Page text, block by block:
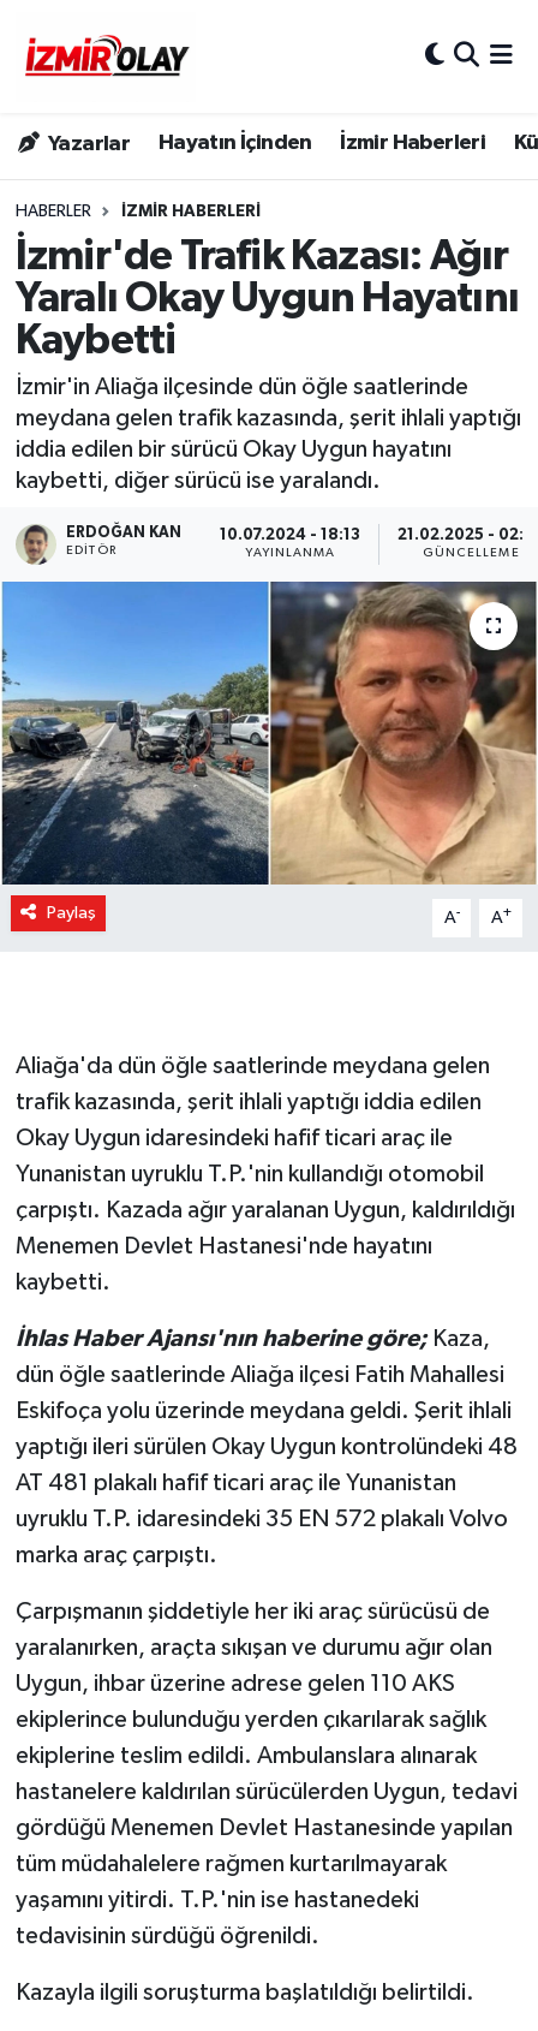
Yazarlar Hayatın İçinden İzmir Haberleri
HABERLER İZMIR HABERLERI
İzmir'de Trafik Kazası: Ağır
Yaralı Okay Uygun Hayatını
Kaybetti
İzmir'in Aliağa ilçesinde dün öğle saatlerinde
meydana gelen trafik kazasında, şerit ihlali yaptığı
iddia edilen bir sürücü Okay Uygun hayatını
kaybetti, diğer sürücü ise yaralandı.
ERDOĞAN KAN
EDITÖR
10.07.2024 - 18:13
YAYINLANMA
21.02.2025 -
GÜNCELLEME
Paylaş A- A+
Aliağa'da dün öğle saatlerinde meydana gelen
trafik kazasında, şerit ihlali yaptığı iddia edilen
Okay Uygun idaresindeki hafif ticari araç ile
Yunanistan uyruklu T.P.'nin kullandığı otomobil
çarpıştı. Kazada ağır yaralanan Uygun, kaldırıldığı
Menemen Devlet Hastanesi'nde hayatını
kaybetti.
İhlas Haber Ajansı'nın haberine göre; Kaza,
dün öğle saatlerinde Aliağa ilçesi Fatih Mahallesi
Eskifoça yolu üzerinde meydana geldi. Şerit ihlali
yaptığı ileri sürülen Okay Uygun kontrolündeki 48
AT 481 plakalı hafif ticari araç ile Yunanistan
uyruklu T.P. idaresindeki 35 EN 572 plakalı Volvo
marka araç çarpıştı.
Çarpışmanın şiddetiyle her iki araç sürücüsü de
yaralanırken, araçta sıkışan ve durumu ağır olan
Uygun, ihbar üzerine adrese gelen 110 AKS
ekiplerince bulunduğu yerden çıkarılarak sağlık
ekiplerine teslim edildi. Ambulanslara alınarak
hastanelere kaldırılan sürücülerden Uygun, tedavi
gördüğü Menemen Devlet Hastanesinde yapılan
tüm müdahalelere rağmen kurtarılmayarak
yaşamını yitirdi. T.P.'nin ise hastanedeki
tedavisinin sürdüğü öğrenildi.
Kazayla ilgili soruşturma başlatıldığı belirtildi.
Konak Trafik Yoğunluk Haritası
Süper Lig Puan Durumu ve Fikstür
Tüm Manşetler
Son Dakika Haberleri
Haber Arşivi